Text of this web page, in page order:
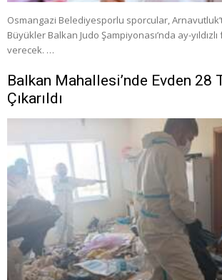
Osmangazi Belediyesporlu sporcular,
Büyükler Balkan Judo Şampiyonası’nda ay-
verecek. …
Balkan Mahallesi’nde Evden 28
Çıkarıldı